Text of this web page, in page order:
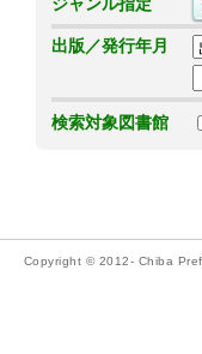
出版／発行年月
検索対象図書館
Copyright © 2012- Chiba